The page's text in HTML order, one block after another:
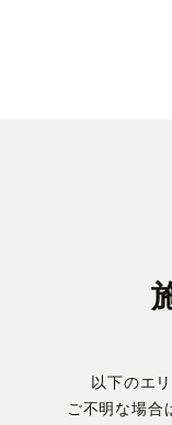
以下のエ
ご不明な場合